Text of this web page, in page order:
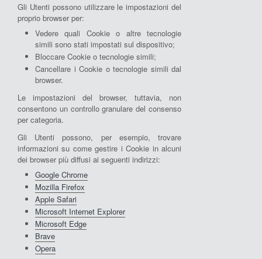
Gli Utenti possono utilizzare le impostazioni del
proprio browser per:
Vedere quali Cookie o altre tecnologie
simili sono stati impostati sul dispositivo;
Bloccare Cookie o tecnologie simili;
Cancellare i Cookie o tecnologie simili dal
browser.
Le impostazioni del browser, tuttavia, non
consentono un controllo granulare del consenso
per categoria.
Gli Utenti possono, per esempio, trovare
informazioni su come gestire i Cookie in alcuni
dei browser più diffusi ai seguenti indirizzi:
Google Chrome
Mozilla Firefox
Apple Safari
Microsoft Internet Explorer
Microsoft Edge
Brave
Opera